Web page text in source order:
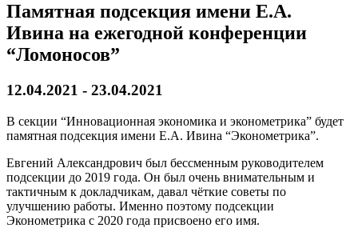
Памятная подсекция имени Е.А.
Ивина на ежегодной конференции
“Ломоносов”
12.04.2021 - 23.04.2021
В секции “Инновационная экономика и эконометрика” будет
памятная подсекция имени Е.А. Ивина “Эконометрика”.
Евгений Александрович был бессменным руководителем
подсекции до 2019 года. Он был очень внимательным и
тактичным к докладчикам, давал чёткие советы по
улучшению работы. Именно поэтому подсекции
Эконометрика с 2020 года присвоено его имя.